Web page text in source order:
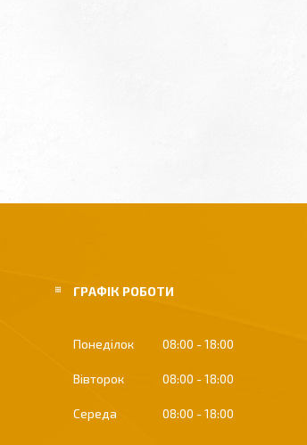
ГРАФІК РОБОТИ
Понеділок 08:00 18:00
Вівторок 08:00 18:00
Середа 08:00 18:00